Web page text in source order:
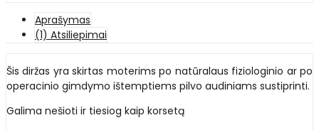
Aprašymas
(1) Atsiliepimai
Šis diržas yra skirtas moterims po natūralaus fiziologinio ar po
operacinio gimdymo ištemptiems pilvo audiniams sustiprinti.
Galima nešioti ir tiesiog kaip korsetą